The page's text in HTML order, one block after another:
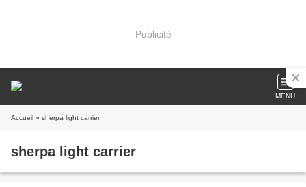
Publicité
MENU
Accueil » sherpa light carrier
sherpa light carrier